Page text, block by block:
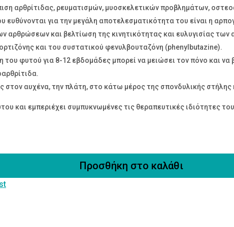
αρθρίτιδας, ρευματισμών, μυοσκελετικών προβλημάτων,
ευθύνονται για την μεγάλη αποτελεσματικότητα του είναι η
αρθρώσεων και βελτίωση της κινητικότητας και ευλυγισίας
και του συστατικού φενυλβουταζόνη (phenylbutazine).
φυτού για 8-12 εβδομάδες μπορεί να μειώσει τον πόνο και να
στον αυχένα, την πλάτη, στο κάτω μέρος της σπονδυλικής στήλης
και εμπεριέχει συμπυκνωμένες τις θεραπευτικές ιδιότητες
Προσθήκη στο καλάθι